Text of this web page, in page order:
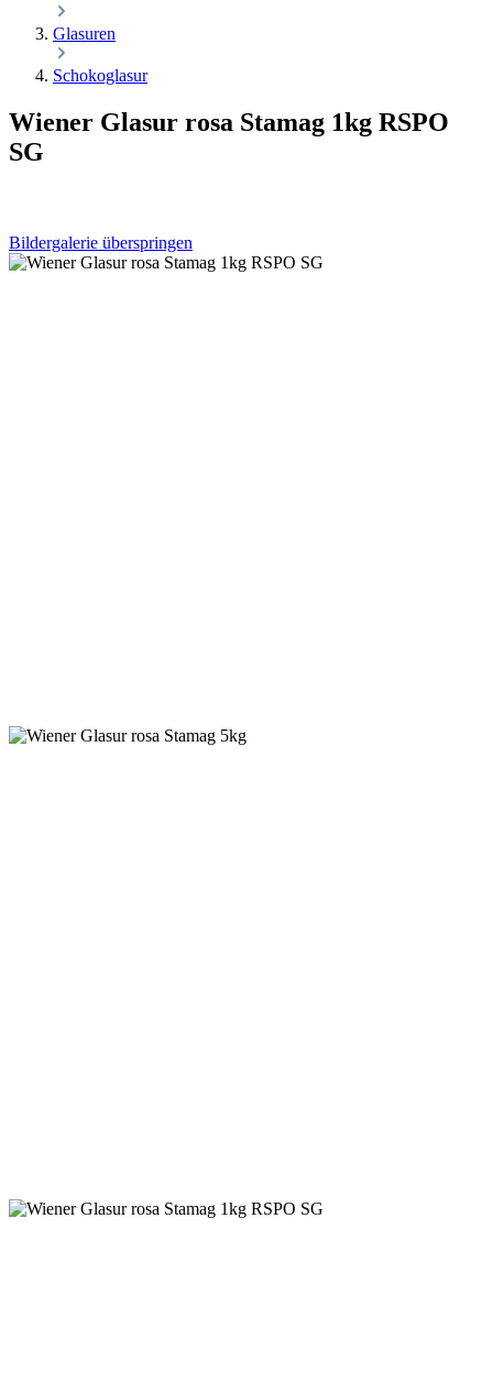
Glasuren
Schokoglasur
Wiener Glasur rosa Stamag 1kg RSPO
SG
Bildergalerie überspringen